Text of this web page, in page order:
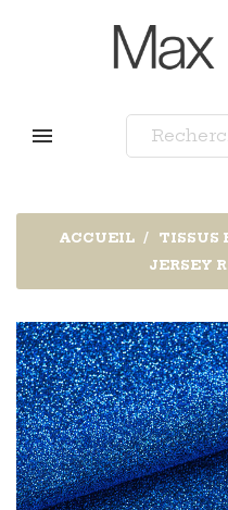
ACCUEIL TISSUS
JERSEY